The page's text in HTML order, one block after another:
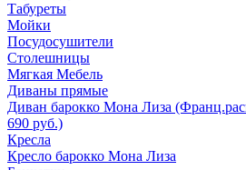
Табуреты
Мойки
Посудосушители
Столешницы
Мягкая Мебель
Диваны прямые
Диван барокко Мона Лиза
690 руб.)
Кресла
Кресло барокко Мона Лиза